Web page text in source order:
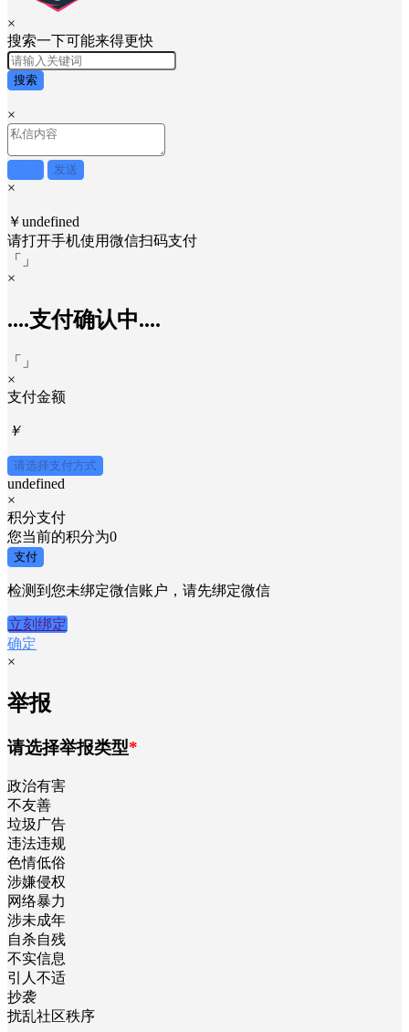
×
搜索一下可能来得更快
搜索
×
发送
×
￥undefined
请打开手机使用微信扫码支付
「
」
×
....支付确认中....
「
」
×
支付金额
￥
请选择支付方式
undefined
×
积分支付
您当前的积分为0
支付
检测到您未绑定微信账户，请先绑定微信
立刻绑定
确定
×
举报
请选择举报类型*
政治有害
不友善
垃圾广告
违法违规
色情低俗
涉嫌侵权
网络暴力
涉未成年
自杀自残
不实信息
引人不适
抄袭
扰乱社区秩序